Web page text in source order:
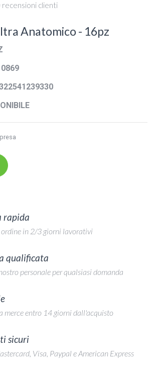
recensioni clienti
Anatomico - 16pz
rapida
in 2/3 giorni lavorativi
qualificata
personale per qualsiasi domanda
merce entro 14 giorni dall'acquisto
sicuri
Visa, Paypal e American Express